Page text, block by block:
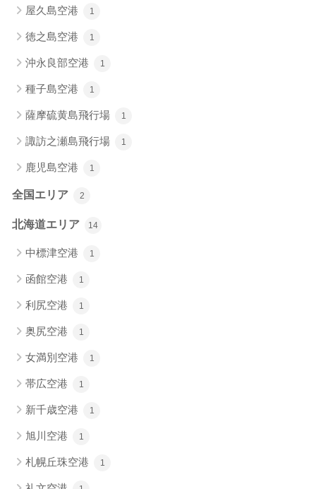
屋久島空港 1
徳之島空港 1
沖永良部空港 1
種子島空港 1
薩摩硫黄島飛行場 1
諏訪之瀬島飛行場 1
鹿児島空港 1
全国エリア 2
北海道エリア 14
中標津空港 1
函館空港 1
利尻空港 1
奥尻空港 1
女満別空港 1
帯広空港 1
新千歳空港 1
旭川空港 1
札幌丘珠空港 1